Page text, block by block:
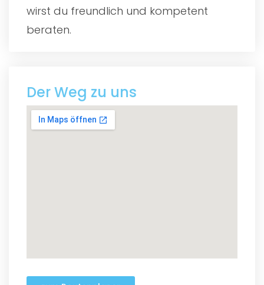
wirst du freundlich und kompetent
beraten.
Der Weg zu uns